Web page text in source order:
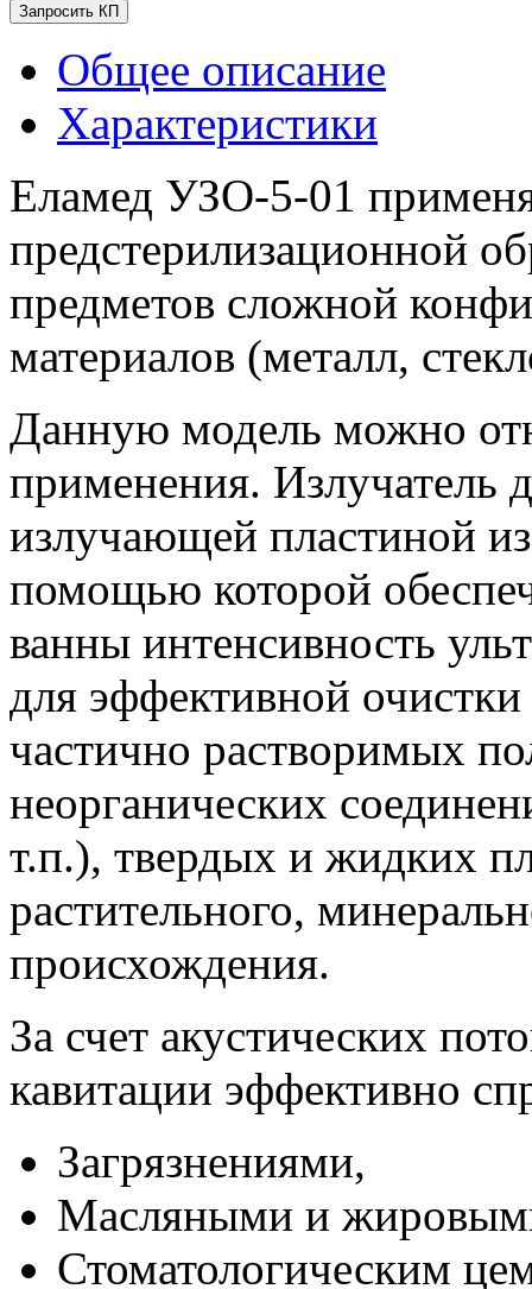
Запросить КП
Общее описание
Характеристики
Еламед УЗО-5-01
предстерилизационной
предметов сложной
материалов (металл,
Данную модель можно
применения. Излучатель
излучающей пластиной
помощью которой
ванны интенсивность
для эффективной
частично растворимых
неорганических
т.п.), твердых и жидких
растительного,
происхождения.
За счет акустических
кавитации эффективно
Загрязнениями,
Масляными и
Стоматологическим